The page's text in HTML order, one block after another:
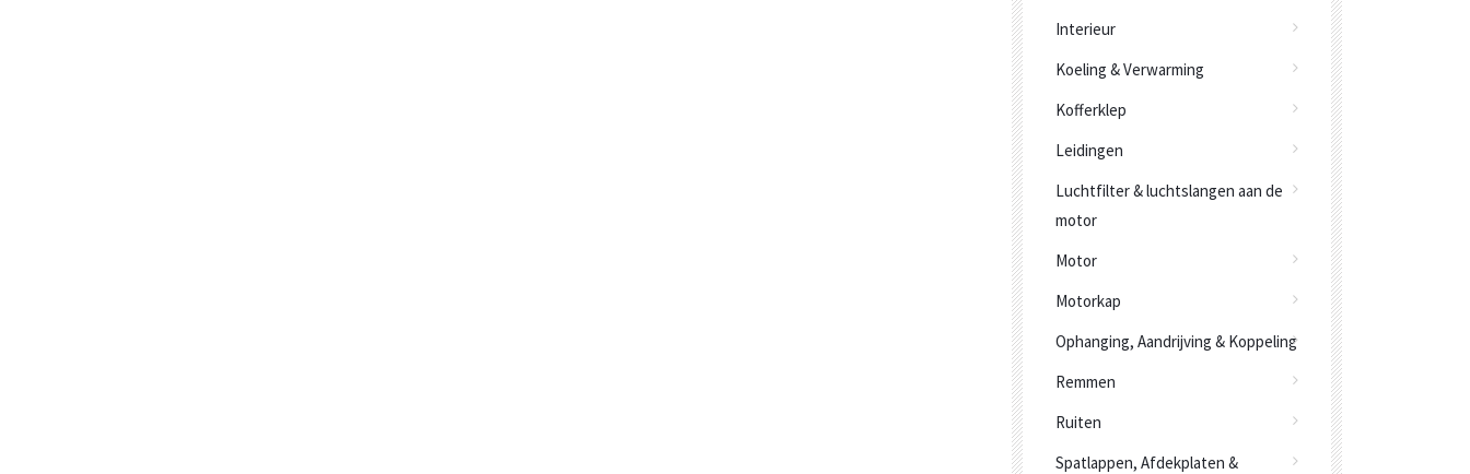
Interieur
Koeling & Verwarming
Kofferklep
Leidingen
Luchtfilter & luchtslangen aan de
motor
Motor
Motorkap
Ophanging, Aandrijving & Koppeling
Remmen
Ruiten
Spatlappen, Afdekplaten &